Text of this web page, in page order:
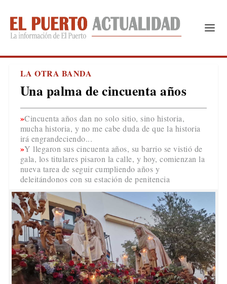
LA OTRA BANDA
Una palma de cincuenta años
Cincuenta años dan no solo sitio, sino historia,
mucha historia, y no me cabe duda de que la historia
irá engrandeciendo...
Y llegaron sus cincuenta años, su barrio se vistió de
gala, los titulares pisaron la calle, y hoy, comienzan la
nueva tarea de seguir cumpliendo años y
deleitándonos con su estación de penitencia